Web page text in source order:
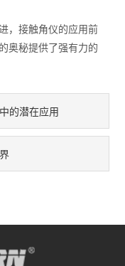
接触角仪的应用前
奥秘提供了强有力的
的潜在应用